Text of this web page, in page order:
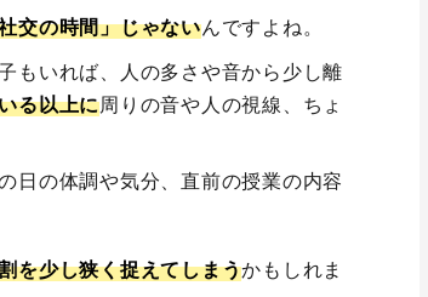
交の時間」じゃないんですよね。
もいれば、人の多さや音から少し離
る以上に周りの音や人の視線、ちょ
日の体調や気分、直前の授業の内容
を少し狭く捉えてしまうかもしれま